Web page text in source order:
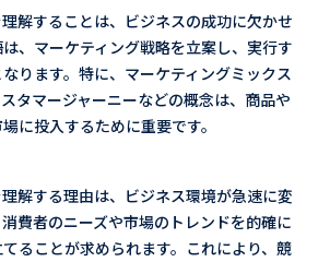
解することは、ビジネスの成功に欠かせ
、マーケティング戦略を立案し、実行す
ります。特に、マーケティングミックス
タマージャーニーなどの概念は、商品や
に投入するために重要です。
解する理由は、ビジネス環境が急速に変
費者のニーズや市場のトレンドを的確に
ることが求められます。これにより、競